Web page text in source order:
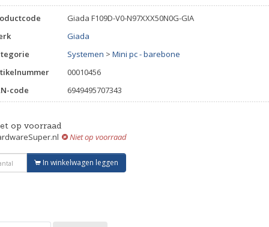
Giada F109D-V0-N97XXX50N0G-GIA
Giada
Systemen > Mini pc - barebone
00010456
code
6949495707343
op voorraad
Niet op voorraad
In winkelwagen leggen